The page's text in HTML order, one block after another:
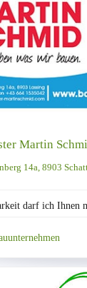
Martin
14a, 8903
darf ich Ihnen